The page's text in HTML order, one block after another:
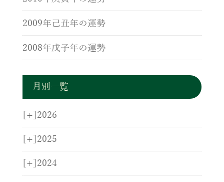
2009年己丑年の運勢
2008年戊子年の運勢
月別一覧
[+] 2026
[+] 2025
[+] 2024